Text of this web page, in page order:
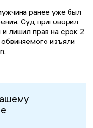
ранее уже был
Суд приговорил
лишил прав на срок 2
изъяли